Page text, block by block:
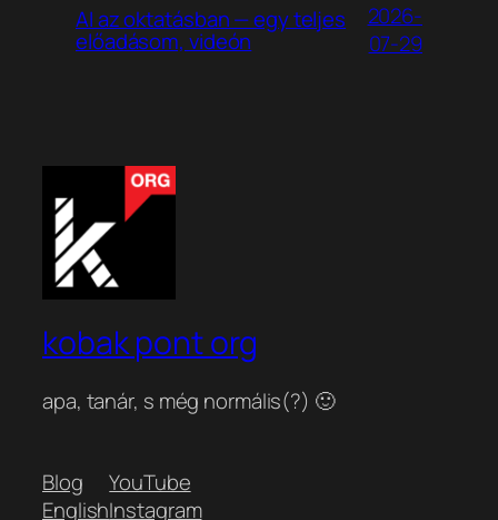
AI az oktatásban — egy teljes
előadásom, videón
2026-
07-29
kobak pont org
apa, tanár, s még normális(?) 🙂
Blog
English
YouTube
Instagram